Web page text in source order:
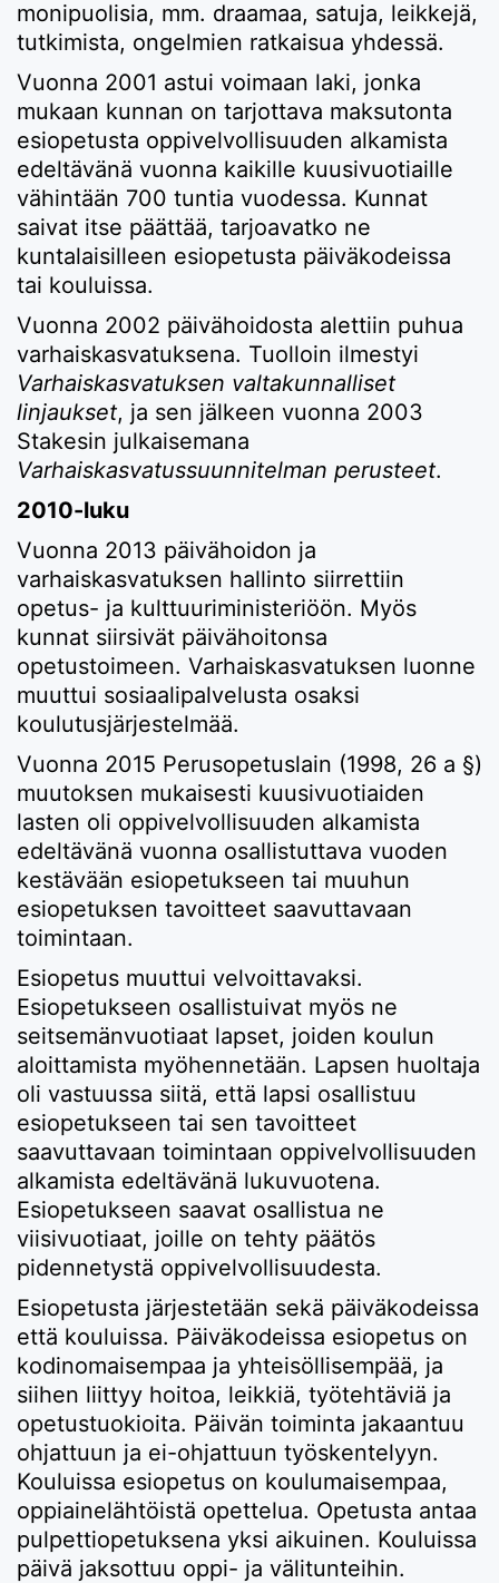
monipuolisia, mm. draamaa, satuja, leikkejä,
tutkimista, ongelmien ratkaisua yhdessä.
Vuonna 2001 astui voimaan laki, jonka
mukaan kunnan on tarjottava maksutonta
esiopetusta oppivelvollisuuden alkamista
edeltävänä vuonna kaikille kuusivuotiaille
vähintään 700 tuntia vuodessa. Kunnat
saivat itse päättää, tarjoavatko ne
kuntalaisilleen esiopetusta päiväkodeissa
tai kouluissa.
Vuonna 2002 päivähoidosta alettiin puhua
varhaiskasvatuksena. Tuolloin ilmestyi
Varhaiskasvatuksen valtakunnalliset
linjaukset, ja sen jälkeen vuonna 2003
Stakesin julkaisemana
Varhaiskasvatussuunnitelman perusteet.
2010-luku
Vuonna 2013 päivähoidon ja
varhaiskasvatuksen hallinto siirrettiin
opetus- ja kulttuuriministeriöön. Myös
kunnat siirsivät päivähoitonsa
opetustoimeen. Varhaiskasvatuksen luonne
muuttui sosiaalipalvelusta osaksi
koulutusjärjestelmää.
Vuonna 2015 Perusopetuslain (1998, 26 a §)
muutoksen mukaisesti kuusivuotiaiden
lasten oli oppivelvollisuuden alkamista
edeltävänä vuonna osallistuttava vuoden
kestävään esiopetukseen tai muuhun
esiopetuksen tavoitteet saavuttavaan
toimintaan.
Esiopetus muuttui velvoittavaksi.
Esiopetukseen osallistuivat myös ne
seitsemänvuotiaat lapset, joiden koulun
aloittamista myöhennetään. Lapsen huoltaja
oli vastuussa siitä, että lapsi osallistuu
esiopetukseen tai sen tavoitteet
saavuttavaan toimintaan oppivelvollisuuden
alkamista edeltävänä lukuvuotena.
Esiopetukseen saavat osallistua ne
viisivuotiaat, joille on tehty päätös
pidennetystä oppivelvollisuudesta.
Esiopetusta järjestetään sekä päiväkodeissa
että kouluissa. Päiväkodeissa esiopetus on
kodinomaisempaa ja yhteisöllisempää, ja
siihen liittyy hoitoa, leikkiä, työtehtäviä ja
opetustuokioita. Päivän toiminta jakaantuu
ohjattuun ja ei-ohjattuun työskentelyyn.
Kouluissa esiopetus on koulumaisempaa,
oppiainelähtöistä opettelua. Opetusta antaa
pulpettiopetuksena yksi aikuinen. Kouluissa
päivä jaksottuu oppi- ja välitunteihin.